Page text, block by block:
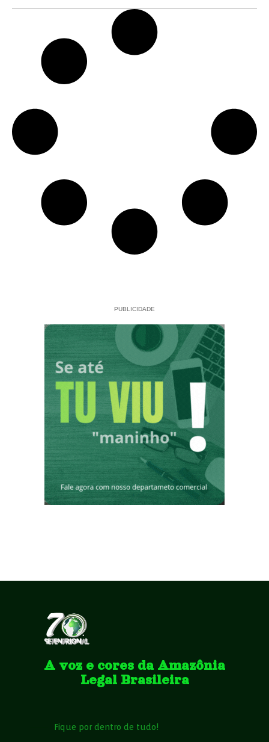
PUBLICIDADE
A voz e cores da Amazônia
Legal Brasileira
Fique por dentro de tudo!